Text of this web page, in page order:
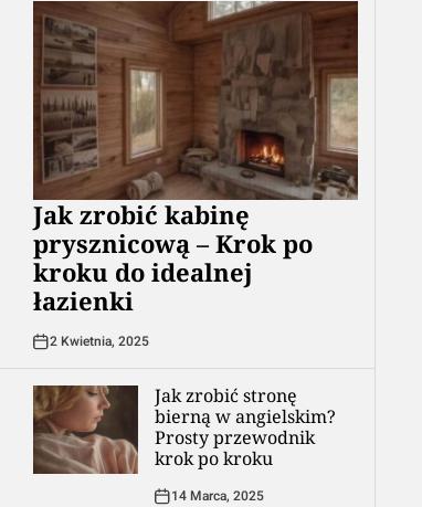
Jak zrobić kabinę
prysznicową – Krok po
kroku do idealnej
łazienki
2 Kwietnia, 2025
Jak zrobić stronę
bierną w angielskim?
Prosty przewodnik
krok po kroku
14 Marca, 2025